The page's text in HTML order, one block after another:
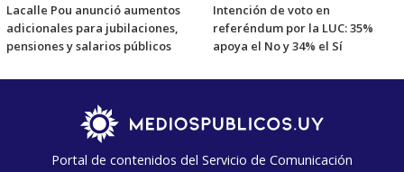
Lacalle Pou anunció aumentos
adicionales para jubilaciones,
pensiones y salarios públicos
Intención de voto en
referéndum por la LUC: 35%
apoya el No y 34% el Sí
Portal de contenidos del Servicio de Comunicación